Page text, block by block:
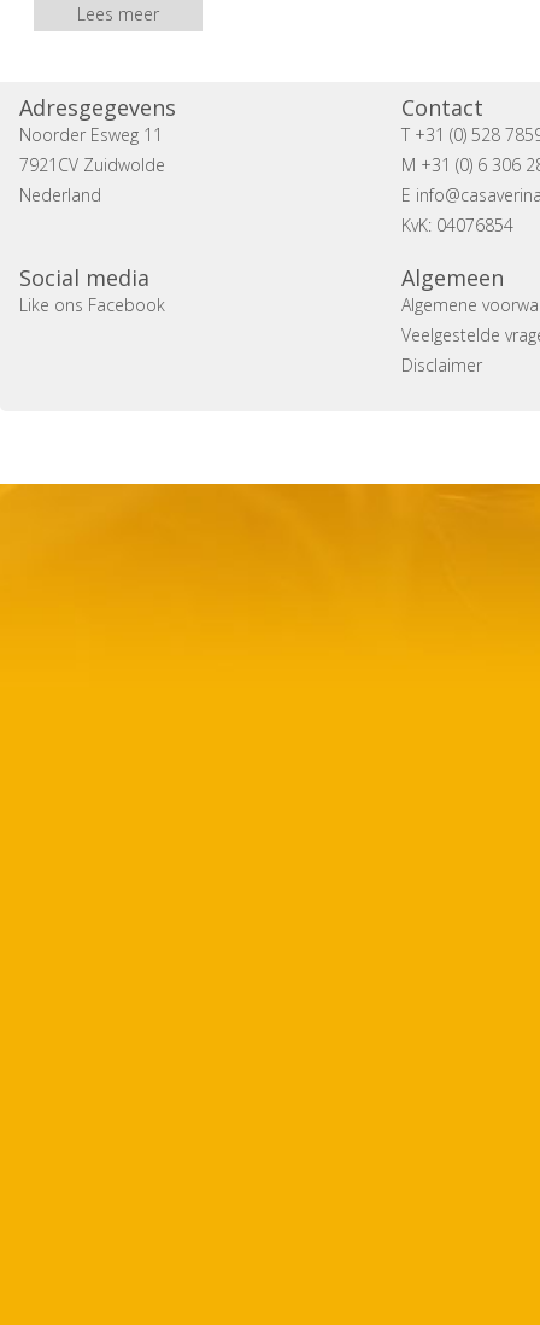
Lees meer
Adresgegevens
Noorder Esweg 11
7921CV Zuidwolde
Nederland
Contact
T +31 (0) 528
M +31 (0) 6 306
E
KvK: 04076854
Social media
Like ons Facebook
Algemeen
Algemene
Veelgestelde
Disclaimer